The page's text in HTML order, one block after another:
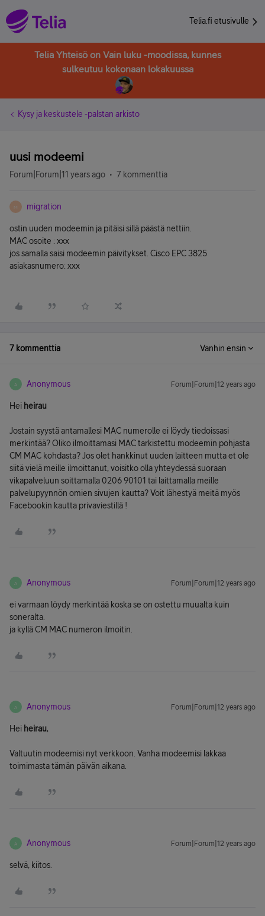
Telia.fi etusivulle
Telia Yhteisö on Vain luku -moodissa, kunnes
sulkeutuu kokonaan lokakuussa
Kysy ja keskustele -palstan arkisto
uusi modeemi
Forum|Forum|11 years ago 7 kommenttia
M migration
ostin uuden modeemin ja pitäisi sillä päästä nettiin.
MAC osoite : xxx
jos samalla saisi modeemin päivitykset. Cisco EPC 3825
asiakasnumero: xxx
7 kommenttia Vanhin ensin
A Anonymous Forum|Forum|12 years ago
Hei heirau
Jostain syystä antamallesi MAC numerolle ei löydy tiedoissasi
merkintää? Oliko ilmoittamasi MAC tarkistettu modeemin pohjasta
CM MAC kohdasta? Jos olet hankkinut uuden laitteen mutta et ole
siitä vielä meille ilmoittanut, voisitko olla yhteydessä suoraan
vikapalveluun soittamalla 0206 90101 tai laittamalla meille
palvelupyynnön omien sivujen kautta? Voit lähestyä meitä myös
Facebookin kautta privaviestillä !
A Anonymous Forum|Forum|12 years ago
ei varmaan löydy merkintää koska se on ostettu muualta kuin
soneralta.
ja kyllä CM MAC numeron ilmoitin.
A Anonymous Forum|Forum|12 years ago
Hei heirau,
Valtuutin modeemisi nyt verkkoon. Vanha modeemisi lakkaa
toimimasta tämän päivän aikana.
A Anonymous Forum|Forum|12 years ago
selvä, kiitos.